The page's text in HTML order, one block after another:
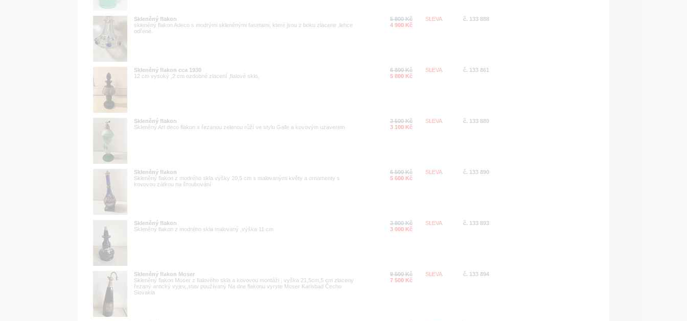
Skleněný flakon
skleněný flakon Adeco s modrými skleněnými fasetami, které jsou z boku zlacene ,lehce
odřené.
5 800 Kč
4 900 Kč
SLEVA č. 133 888
Skleněný flakon cca 1930
12 cm vysoký ,2 cm ozdobné zlacení ,fialové sklo,
6 800 Kč
5 800 Kč
SLEVA č. 133 861
Skleněný flakon
Skleněný Art deco flakon s řezanou zelenou růží ve stylu Galle a kovovým uzaverem
3 500 Kč
3 100 Kč
SLEVA č. 133 889
Skleněný flakon
Skleněný flakon z modrého skla výšky 20,5 cm s malovanými květy a ornamenty s
kovovou zátkou na šroubování
6 500 Kč
5 600 Kč
SLEVA č. 133 890
Skleněný flakon
Skleněný flakon z modrého skla malovaný ,výška 11 cm
3 800 Kč
3 000 Kč
SLEVA č. 133 893
Skleněný flakon Moser
Skleněný flakon Moser z fialového skla a kovovou montáži , vyška 21,5cm,5 cm zlaceny
řezaný antický vyjev,,stav používaný Na dne flakonu vyryte Moser Karlsbad Čecho
Slovakia
9 500 Kč
7 500 Kč
SLEVA č. 133 894